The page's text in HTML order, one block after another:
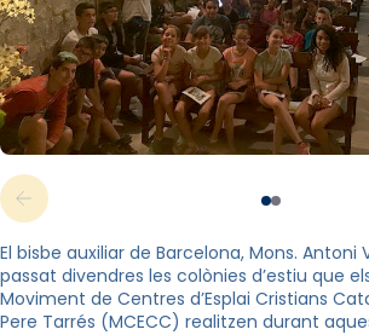
El bisbe auxiliar de Barcelona, Mons. Antoni
passat divendres les colònies d’estiu que
Moviment de Centres d’Esplai Cristians
Pere Tarrés (MCECC) realitzen durant